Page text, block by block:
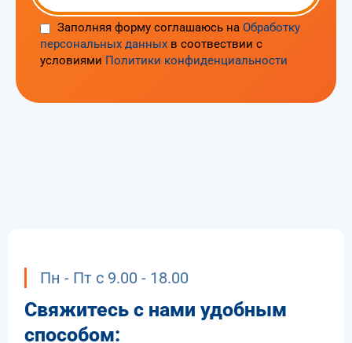
Заполняя форму соглашаюсь на Обработку
персональных данных в соотвествии с
условиями Политики конфиденциальности
Пн - Пт с 9.00 - 18.00
Свяжитесь с нами удобным
способом: